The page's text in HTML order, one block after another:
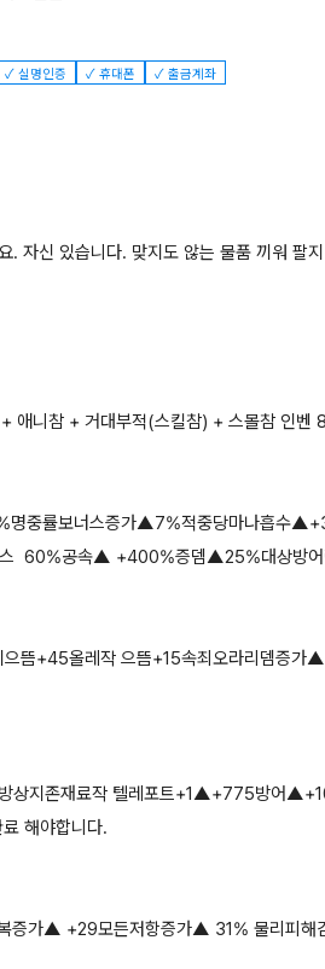
✓ 실명인증 ✓ 휴대폰 ✓ 출금계좌
. 자신 있습니다. 맞지도 않는 물품 끼워 팔
니참 + 거대부적(스킬참) + 스몰참 인벤
명중률보너스증가▲7%적중당마나흡
60%공속▲ +400%증뎀▲25%대상방
뜸+45올레작 으뜸+15속죄오라리뎀
상지존재료작 텔레포트+1▲+775방어
해야합니다.
증가▲ +29모든저항증가▲ 31% 물리피